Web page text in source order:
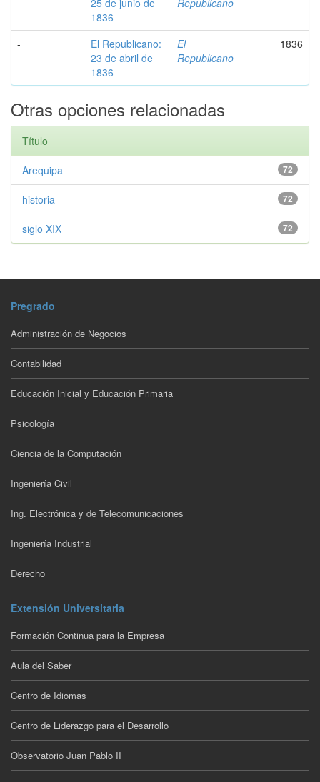
25 de junio de
1836
Republicano
-
El Republicano:
23 de abril de
1836
El
Republicano
1836
Otras opciones relacionadas
Título
72
Arequipa
72
historia
72
siglo XIX
Pregrado
Administración de Negocios
Contabilidad
Educación Inicial y Educación Primaria
Psicología
Ciencia de la Computación
Ingeniería Civil
Ing. Electrónica y de Telecomunicaciones
Ingeniería Industrial
Derecho
Extensión Universitaria
Formación Continua para la Empresa
Aula del Saber
Centro de Idiomas
Centro de Liderazgo para el Desarrollo
Observatorio Juan Pablo II